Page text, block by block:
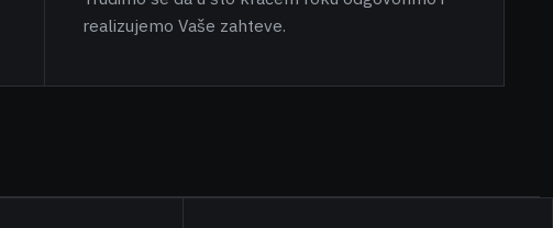
realizujemo Vaše zahteve.